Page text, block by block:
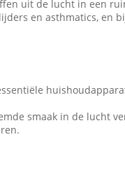
uit de lucht in een
en asthmatics, en
smaak in de lucht